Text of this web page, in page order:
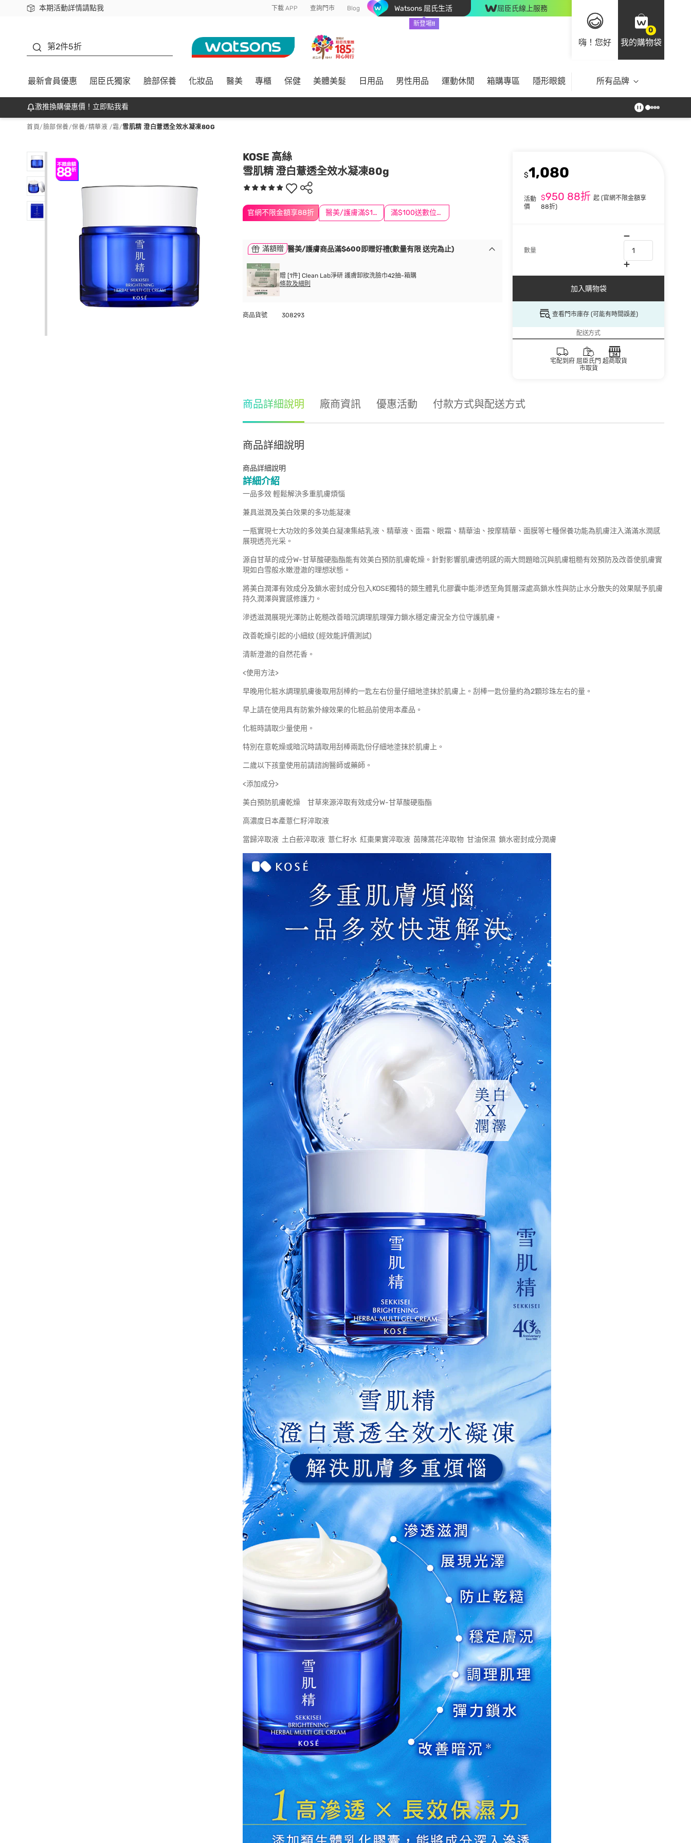
本期活動詳情請點我
下載app最高回饋$350 下載 APP 查詢門市 Blog Watsons 屈氏生活
新登場!!
屈臣氏線上服務
嗨！您好
0
我的購物袋
第2件5折
最新會員優惠 屈臣氏獨家 臉部保養 化妝品 醫美 專櫃 保健 美體美髮 日用品 男性用品 運動休閒 箱購專區 隱形眼鏡 所有品牌
激推換購優惠價！立即點我看
首頁/臉部保養/保養/精華液 /霜/雪肌精 澄白薏透全效水凝凍80G
KOSE 高絲
雪肌精 澄白薏透全效水凝凍80g
官網不限金額享88折 醫美/護膚滿$1200送$200 滿$100送數位印花
$1,080
活動
價
$950 88折起(官網不限金額享
88折)
數量
加入購物袋
查看門市庫存 (可能有時間誤差)
配送方式
宅配到府 屈臣氏門
市取貨
超商取貨
滿額贈 醫美/護膚商品滿$600即贈好禮(數量有限 送完為止)
贈 [1件] Clean Lab淨研 護膚卸妝洗臉巾42抽-箱購
條款及細則
商品貨號 308293
商品詳細說明 廠商資訊 優惠活動 付款方式與配送方式
商品詳細說明
商品詳細說明
詳細介紹
一品多效 輕鬆解決多重肌膚煩惱
兼具滋潤及美白效果的多功能凝凍
一瓶實現七大功效的多效美白凝凍集結乳液、精華液、面霜、眼霜、精華油、按摩精華、面膜等七種保養功能為肌膚注入滿滿水潤感
展現透亮光采。
源自甘草的成分W-甘草酸硬脂酯能有效美白預防肌膚乾燥。針對影響肌膚透明感的兩大問題暗沉與肌膚粗糙有效預防及改善使肌膚實
現如白雪般水嫩澄澈的理想狀態。
將美白潤澤有效成分及鎖水密封成分包入KOSE獨特的類生體乳化膠囊中能滲透至角質層深處高鎖水性與防止水分散失的效果賦予肌膚
持久潤澤與實感修護力。
滲透滋潤展現光澤防止乾糙改善暗沉調理肌理彈力鎖水穩定膚況全方位守護肌膚。
改善乾燥引起的小細紋 (經效能評價測試)
清新澄澈的自然花香。
<使用方法>
早晚用化粧水調理肌膚後取用刮棒約一匙左右份量仔細地塗抹於肌膚上。刮棒一匙份量約為2顆珍珠左右的量。
早上請在使用具有防紫外線效果的化粧品前使用本產品。
化粧時請取少量使用。
特別在意乾燥或暗沉時請取用刮棒兩匙份仔細地塗抹於肌膚上。
二歲以下孩童使用前請諮詢醫師或藥師。
<添加成分>
美白預防肌膚乾燥 甘草來源淬取有效成分W-甘草酸硬脂酯
高濃度日本產薏仁籽淬取液
當歸淬取液 土白蘝淬取液 薏仁籽水 紅棗果實淬取液 茵陳蒿花淬取物 甘油保濕 鎖水密封成分潤膚